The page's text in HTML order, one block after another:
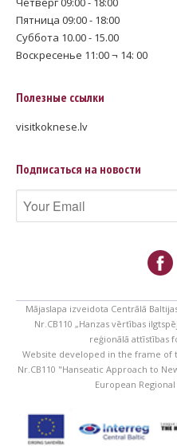
Пятница 09:00 - 18:00
Суббота 10.00 - 15.00
Воскресенье 11:00 ¬ 14: 00
Полезные ссылки
visitkoknese.lv
Подписаться на новости
Mājaslapa izveidota Centrālā
Nr.CB110 „Hanzas vērtības
reģionālā attīstības
Website developed in the frame
Nr.CB110 "Hanseatic Approach to
European